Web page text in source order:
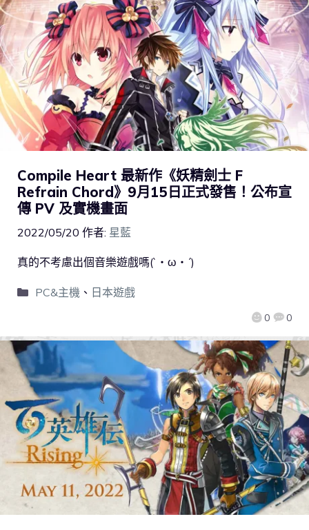
Compile Heart 最新作《妖精劍士 F
Refrain Chord》9月15日正式發售！公布宣
傳 PV 及實機畫面
2022/05/20 作者: 星藍
0 0
真的不考慮出個音樂遊戲嗎(`・ω・´)
PC&主機 、 日本遊戲